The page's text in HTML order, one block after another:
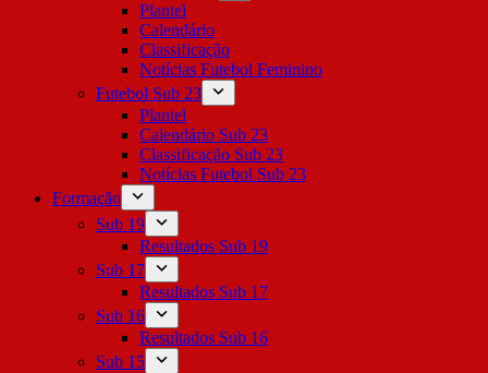
Plantel
Calendário
Classificação
Notícias Futebol Feminino
Futebol Sub 23
Plantel
Calendário Sub 23
Classificação Sub 23
Notícias Futebol Sub 23
Formação
Sub 19
Resultados Sub 19
Sub 17
Resultados Sub 17
Sub 16
Resultados Sub 16
Sub 15